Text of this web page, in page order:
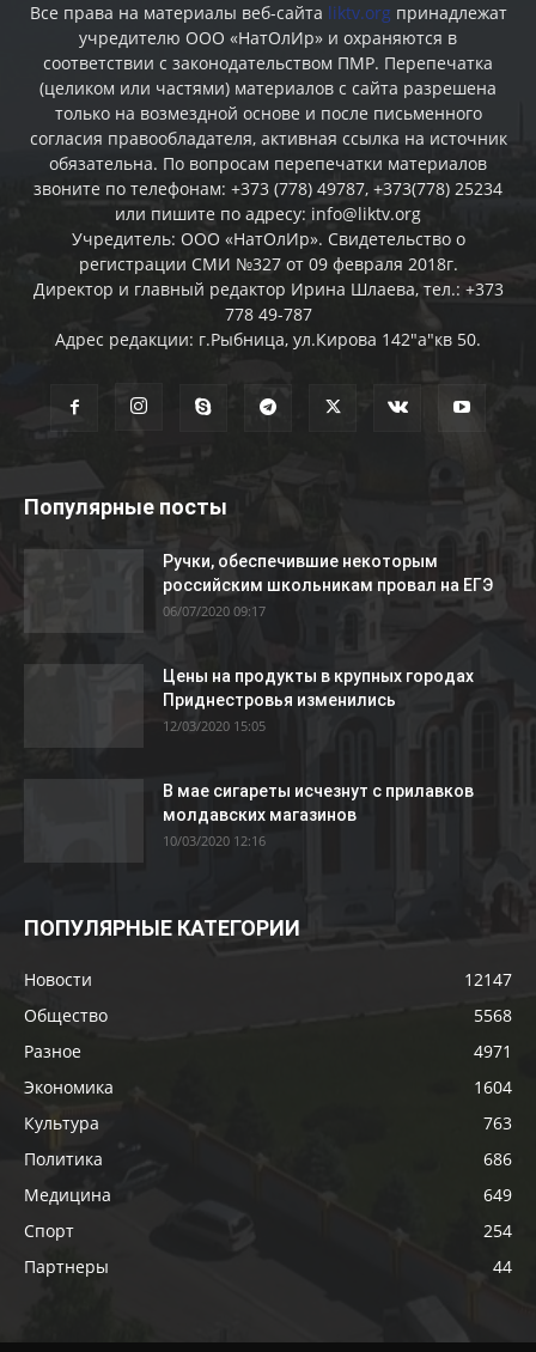
Все права на материалы веб-сайта liktv.org принадлежат
учредителю ООО «НатОлИр» и охраняются в
соответствии с законодательством ПМР. Перепечатка
(целиком или частями) материалов c сайта разрешена
только на возмездной основе и после письменного
согласия правообладателя, активная ссылка на источник
обязательна. По вопросам перепечатки материалов
звоните по телефонам: +373 (778) 49787, +373(778) 25234
или пишите по адресу: info@liktv.org
Учредитель: ООО «НатОлИр». Свидетельство о
регистрации СМИ №327 от 09 февраля 2018г.
Директор и главный редактор Ирина Шлаева, тел.: +373
778 49-787
Адрес редакции: г.Рыбница, ул.Кирова 142"а"кв 50.
Популярные посты
Ручки, обеспечившие некоторым
российским школьникам провал на ЕГЭ
06/07/2020 09:17
Цены на продукты в крупных городах
Приднестровья изменились
12/03/2020 15:05
В мае сигареты исчезнут с прилавков
молдавских магазинов
10/03/2020 12:16
ПОПУЛЯРНЫЕ КАТЕГОРИИ
Новости
12147
Общество
5568
Разное
4971
Экономика
1604
Культура
763
Политика
686
Медицина
649
Спорт
254
Партнеры
44